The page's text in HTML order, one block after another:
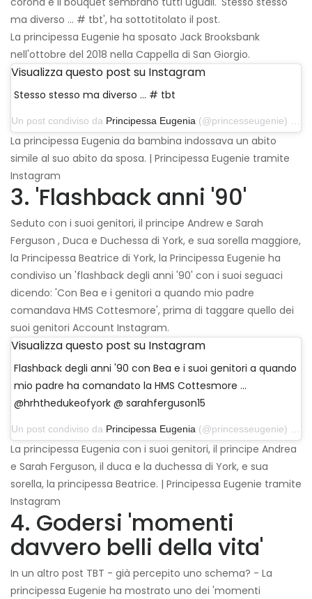
ma diverso ... # tbt', ha sottotitolato il post.
La principessa Eugenie ha sposato Jack Brooksbank
nell'ottobre del 2018 nella Cappella di San Giorgio.
Visualizza questo post su Instagram
Stesso stesso ma diverso ... # tbt
Un post condiviso da Principessa Eugenia (@princesseugenie) il 14 marzo 2019 alle 9:54 PDT
La principessa Eugenia da bambina indossava un abito
simile al suo abito da sposa. | Principessa Eugenie tramite
Instagram
3. 'Flashback anni '90'
Seduto con i suoi genitori, il principe Andrew e Sarah
Ferguson , Duca e Duchessa di York, e sua sorella maggiore,
la Principessa Beatrice di York, la Principessa Eugenie ha
condiviso un 'flashback degli anni '90' con i suoi seguaci
dicendo: 'Con Bea e i genitori a quando mio padre
comandava HMS Cottesmore', prima di taggare quello dei
suoi genitori Account Instagram.
Visualizza questo post su Instagram
Flashback degli anni '90 con Bea e i suoi genitori a quando
mio padre ha comandato la HMS Cottesmore ...
@hrhthedukeofyork @ sarahferguson15
Un post condiviso da Principessa Eugenia (@princesseugenie) il 1 giugno 2018 alle 11:42 PDT
La principessa Eugenia con i suoi genitori, il principe Andrea
e Sarah Ferguson, il duca e la duchessa di York, e sua
sorella, la principessa Beatrice. | Principessa Eugenie tramite
Instagram
4. Godersi 'momenti
davvero belli della vita'
In un altro post TBT - già percepito uno schema? - La
principessa Eugenie ha mostrato uno dei 'momenti